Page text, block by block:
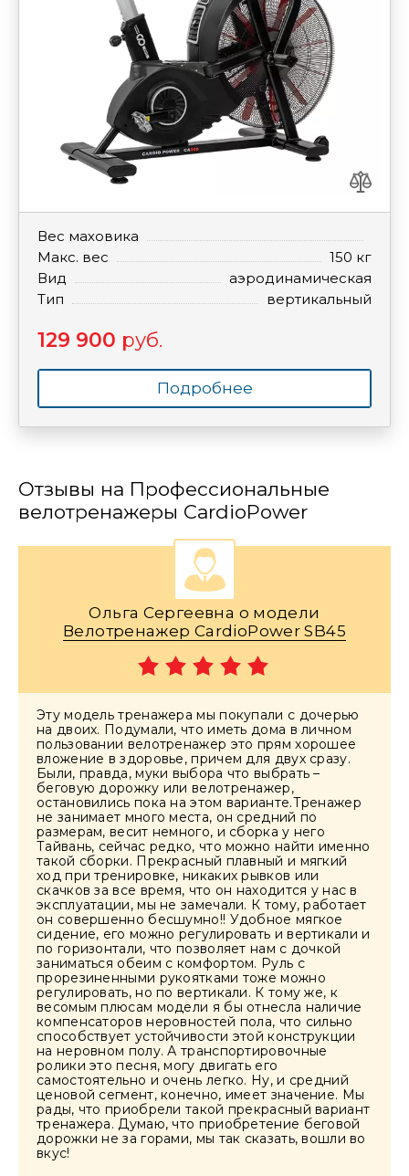
Вес маховика
Макс. вес
150 кг
Вид
аэродинамическая
Тип
вертикальный
129 900 руб.
Подробнее
Отзывы на Профессиональные
велотренажеры CardioPower
Ольга Сергеевна о модели
Велотренажер CardioPower SB45
Эту модель тренажера мы покупали с дочерью
на двоих. Подумали, что иметь дома в личном
пользовании велотренажер это прям хорошее
вложение в здоровье, причем для двух сразу.
Были, правда, муки выбора что выбрать –
беговую дорожку или велотренажер,
остановились пока на этом варианте.Тренажер
не занимает много места, он средний по
размерам, весит немного, и сборка у него
Тайвань, сейчас редко, что можно найти именно
такой сборки. Прекрасный плавный и мягкий
ход при тренировке, никаких рывков или
скачков за все время, что он находится у нас в
эксплуатации, мы не замечали. К тому, работает
он совершенно бесшумно!! Удобное мягкое
сидение, его можно регулировать и вертикали и
по горизонтали, что позволяет нам с дочкой
заниматься обеим с комфортом. Руль с
прорезиненными рукоятками тоже можно
регулировать, но по вертикали. К тому же, к
весомым плюсам модели я бы отнесла наличие
компенсаторов неровностей пола, что сильно
способствует устойчивости этой конструкции
на неровном полу. А транспортировочные
ролики это песня, могу двигать его
самостоятельно и очень легко. Ну, и средний
ценовой сегмент, конечно, имеет значение. Мы
рады, что приобрели такой прекрасный вариант
тренажера. Думаю, что приобретение беговой
дорожки не за горами, мы так сказать, вошли во
вкус!